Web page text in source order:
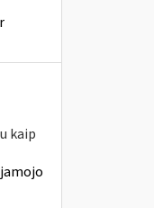
kaip